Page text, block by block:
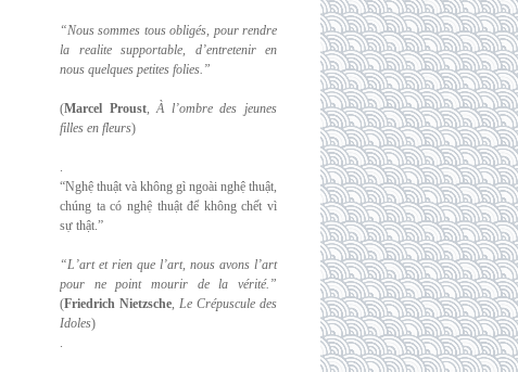
“Nous sommes tous obligés, pour rendre
la realite supportable, d’entretenir en
nous quelques petites folies.”
(Marcel Proust,À l’ombre des jeunes
filles en fleurs)
.
“Nghệ thuật và không gì ngoài nghệ thuật,
chúng ta có nghệ thuật để không chết vì
sự thật.”
“L’art et rien que l’art, nous avons l’art
pour ne point mourir de la vérité.”
(Friedrich Nietzsche, Le Crépuscule des
Idoles)
.